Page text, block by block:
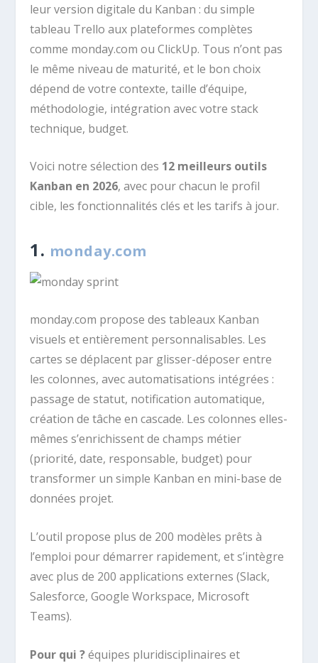
leur version digitale du Kanban : du simple
tableau Trello aux plateformes complètes
comme monday.com ou ClickUp. Tous n’ont pas
le même niveau de maturité, et le bon choix
dépend de votre contexte, taille d’équipe,
méthodologie, intégration avec votre stack
technique, budget.
Voici notre sélection des 12 meilleurs outils
Kanban en 2026, avec pour chacun le profil
cible, les fonctionnalités clés et les tarifs à jour.
1. monday.com
monday.com propose des tableaux Kanban
visuels et entièrement personnalisables. Les
cartes se déplacent par glisser-déposer entre
les colonnes, avec automatisations intégrées :
passage de statut, notification automatique,
création de tâche en cascade. Les colonnes elles-
mêmes s’enrichissent de champs métier
(priorité, date, responsable, budget) pour
transformer un simple Kanban en mini-base de
données projet.
L’outil propose plus de 200 modèles prêts à
l’emploi pour démarrer rapidement, et s’intègre
avec plus de 200 applications externes (Slack,
Salesforce, Google Workspace, Microsoft
Teams).
Pour qui ?équipes pluridisciplinaires et